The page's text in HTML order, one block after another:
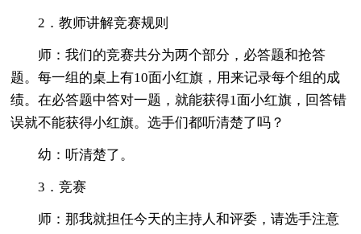
2．教师讲解竞赛规则
师：我们的竞赛共分为两个部分，必答题和抢答
题。每一组的桌上有10面小红旗，用来记录每个组的成
绩。在必答题中答对一题，就能获得1面小红旗，回答错
误就不能获得小红旗。选手们都听清楚了吗？
幼：听清楚了。
3．竞赛
师：那我就担任今天的主持人和评委，请选手注意